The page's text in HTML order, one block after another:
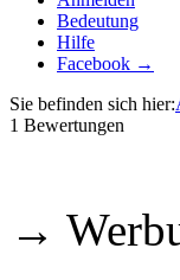
Bedeutung
Hilfe
Facebook →
Sie befinden sich hier:
1 Bewertungen
→